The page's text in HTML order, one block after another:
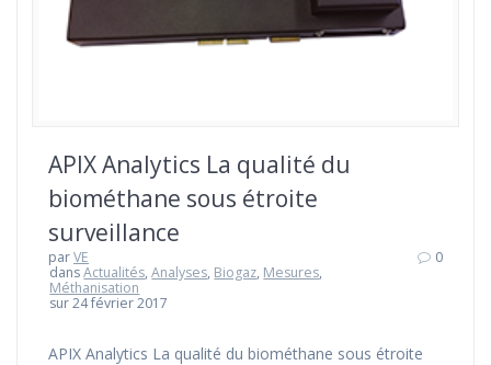
APIX Analytics La qualité du
biométhane sous étroite
surveillance
parVE
dansActualités,Analyses, Biogaz, Mesures,
Méthanisation
sur 24 février 2017
0
APIX Analytics La qualité du biométhane sous étroite